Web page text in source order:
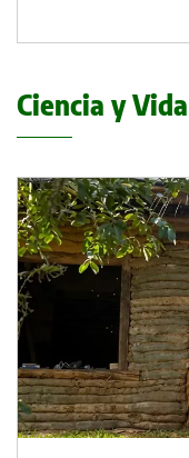
Ciencia y Vida